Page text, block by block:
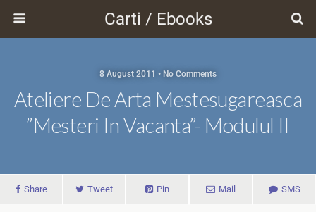
Carti / Ebooks
8 August 2011 • No Comments
Ateliere De Arta Mestesugareasca
”Mesteri In Vacanta”- Modulul II
Share Tweet Pin Mail SMS